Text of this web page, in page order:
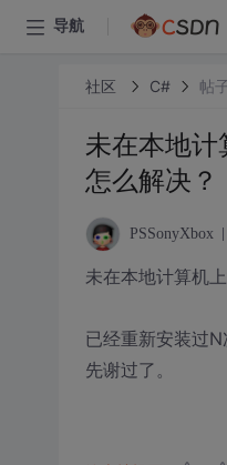
导航
社区 C# 帖
未在本地
怎么解决？
PSSonyXbox
未在本地计算机
已经重新安装过
先谢过了。